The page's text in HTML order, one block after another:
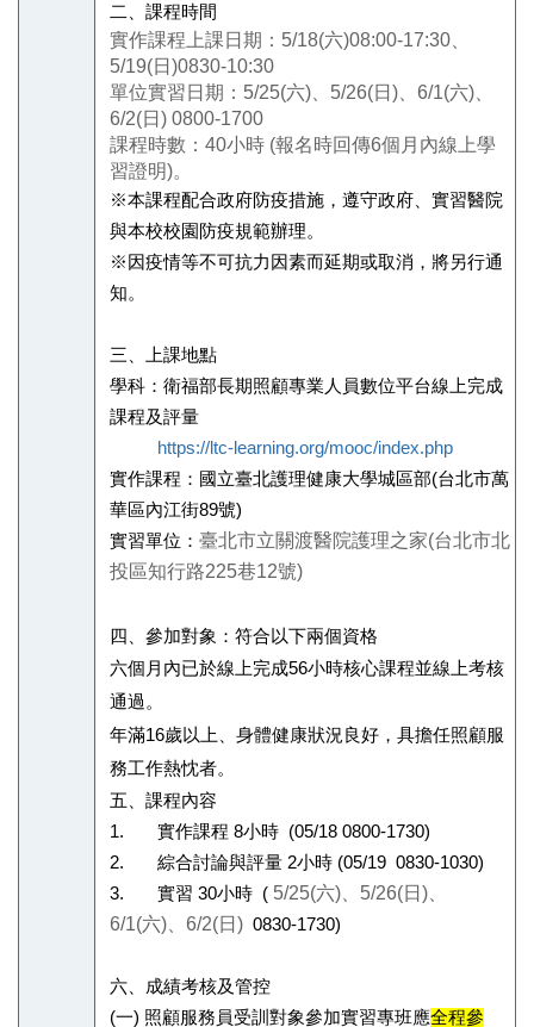
二、課程時間
實作課程上課日期： 5/18(六)08:00-17:30
5/19(日 )0830-10:30
單位實習日期： 5/25(六) 5/26(日 ) 6/1(六)
6/2(日 ) 0800-1700
課程時數： 40小時 (報名時回傳6個月內線上學
習證明)。
※本課程配合政府防疫措施，遵守政府、實習醫院
與本校校園防疫規範辦理。
※因疫情等不可抗力因素而延期或取消，將另行通
知。
三、上課地點
學科：衛福部長期照顧專業人員數位平台線上完成
課程及評量
https://ltc-learning.org/mooc/index.php
實作課程：國立臺北護理健康大學城區部(台北市萬
華區內江街89號)
實習單位： 臺北市立關渡醫院護理之家(台北市北
投區知行路225巷12號)
四、參加對象：符合以下兩個資格
六個月內已於線上完成56小時核心課程並線上考核
通過。
年滿16歲以上、身體健康狀況良好，具擔任照顧服
務工作熱忱者。
五、課程內容
1. 實作課程 8小時 (05/18 0800-1730)
2. 綜合討論與評量 2小時 (05/19 0830-1030)
3. 實習 30小時 ( 5/25(六) 5/26(日 )
6/1(六) 6/2(日 ) 0830-1730)
六、成績考核及管控
(一) 照顧服務員受訓對象參加實習專班應全程參